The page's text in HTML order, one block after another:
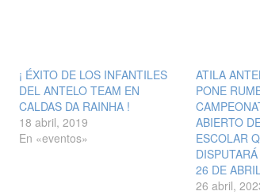
¡ ÉXITO DE LOS INFANTILES
DEL ANTELO TEAM EN
CALDAS DA RAINHA !
18 abril, 2019
En «eventos»
ATILA
PONE
ABIERTO
ESCOLAR
26 DE
26 abril,